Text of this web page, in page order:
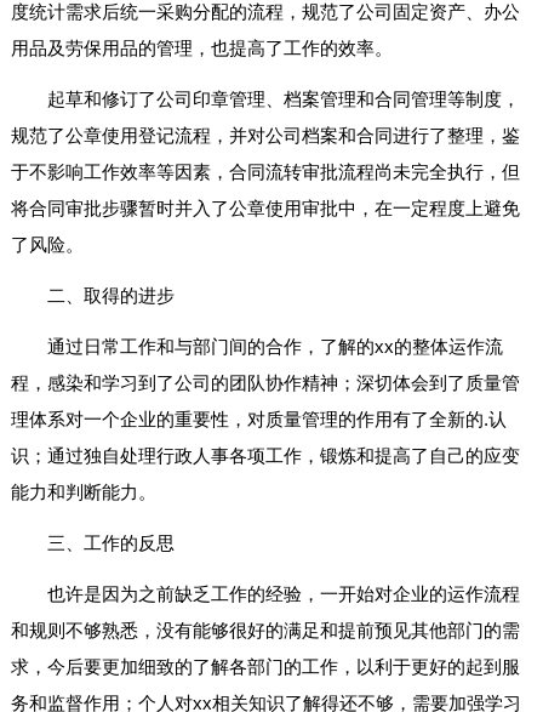
度统计需求后统一采购分配的流程，规范了公司固定资产、办公
用品及劳保用品的管理，也提高了工作的效率。
起草和修订了公司印章管理、档案管理和合同管理等制度，
规范了公章使用登记流程，并对公司档案和合同进行了整理，鉴
于不影响工作效率等因素，合同流转审批流程尚未完全执行，但
将合同审批步骤暂时并入了公章使用审批中，在一定程度上避免
了风险。
二、取得的进步
通过日常工作和与部门间的合作，了解的xx的整体运作流
程，感染和学习到了公司的团队协作精神；深切体会到了质量管
理体系对一个企业的重要性，对质量管理的作用有了全新的.认
识；通过独自处理行政人事各项工作，锻炼和提高了自己的应变
能力和判断能力。
三、工作的反思
也许是因为之前缺乏工作的经验，一开始对企业的运作流程
和规则不够熟悉，没有能够很好的满足和提前预见其他部门的需
求，今后要更加细致的了解各部门的工作，以利于更好的起到服
务和监督作用；个人对xx相关知识了解得还不够，需要加强学习